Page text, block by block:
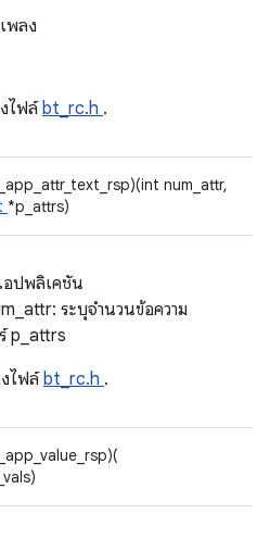
พลง
ไฟล์bt_rc.h .
num_attr,
*p_attrs)
อปพลิเคชัน
ระบุจำนวนข้อความ
p_attrs
ไฟล์bt_rc.h .